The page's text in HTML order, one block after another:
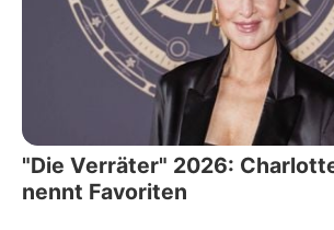
"Die Verräter" 2026:
nennt Favoriten